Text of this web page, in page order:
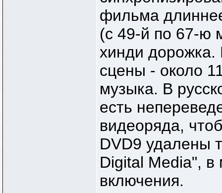
фильма
(с 49-й по 67-ю
хинди дорожка.
сцены - около
музыка. В
есть
видеоряда,
DVD9 удалены
Digital Media", в
включения.